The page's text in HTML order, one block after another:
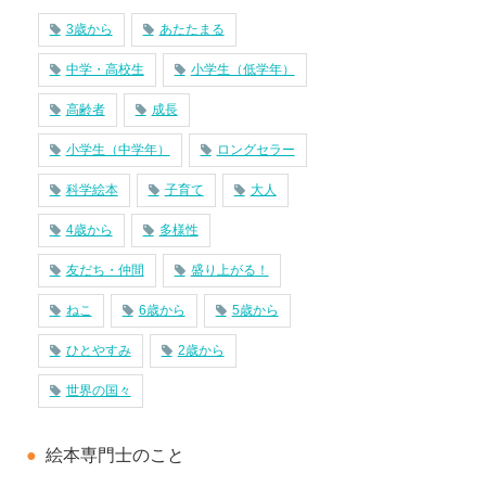
3歳から あたたまる
中学・高校生 小学生（低学年）
高齢者 成長
小学生（中学年） ロングセラー
科学絵本 子育て 大人
4歳から 多様性
友だち・仲間 盛り上がる！
ねこ 6歳から 5歳から
ひとやすみ 2歳から
世界の国々
絵本専門士のこと